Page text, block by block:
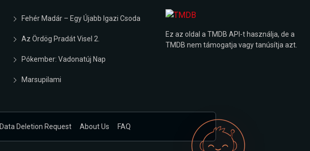
Fehér Madár – Egy Újabb Igazi Csoda
Az Ördög Pradát Visel 2.
Pókember: Vadonatúj Nap
Marsupilami
Ez az oldal a TMDB API-t használja, de a
TMDB nem támogatja vagy tanúsítja azt.
Data Deletion Request About Us FAQ